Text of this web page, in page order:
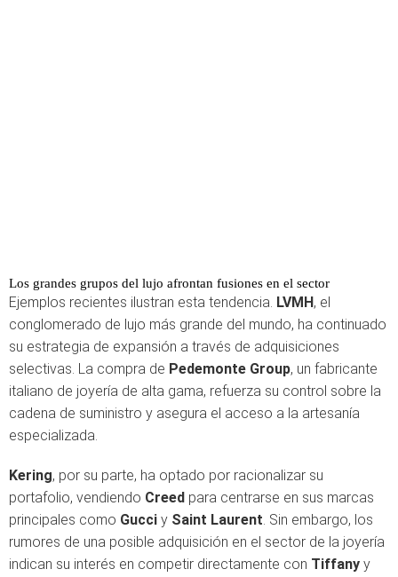
Los grandes grupos del lujo afrontan fusiones en el sector
Ejemplos recientes ilustran esta tendencia. LVMH, el
conglomerado de lujo más grande del mundo, ha continuado
su estrategia de expansión a través de adquisiciones
selectivas. La compra de Pedemonte Group, un fabricante
italiano de joyería de alta gama, refuerza su control sobre la
cadena de suministro y asegura el acceso a la artesanía
especializada.
Kering, por su parte, ha optado por racionalizar su
portafolio, vendiendo Creed para centrarse en sus marcas
principales como Gucci y Saint Laurent. Sin embargo, los
rumores de una posible adquisición en el sector de la joyería
indican su interés en competir directamente con Tiffany y